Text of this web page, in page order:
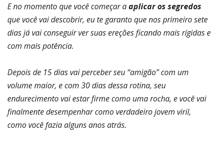
E no momento que você começar aaplicar os segredos
que você vai descobrir, eu te garanto que nos primeiro sete
dias já vai conseguir ver suas ereções ficando mais rígidas e
com mais potência.
Depois de 15 dias vai perceber seu “amigão” com um
volume maior, e com 30 dias dessa rotina, seu
endurecimento vai estar firme como uma rocha, e você vai
finalmente desempenhar como verdadeiro jovem viril,
como você fazia alguns anos atrás.